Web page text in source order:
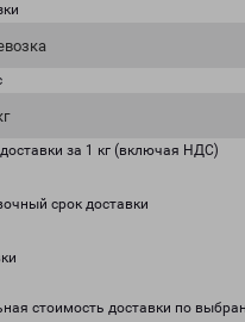
за 1 кг (включая НДС)
срок доставки
стоимость доставки по